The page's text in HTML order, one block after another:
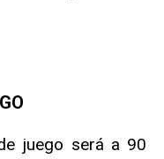
juego será a 90